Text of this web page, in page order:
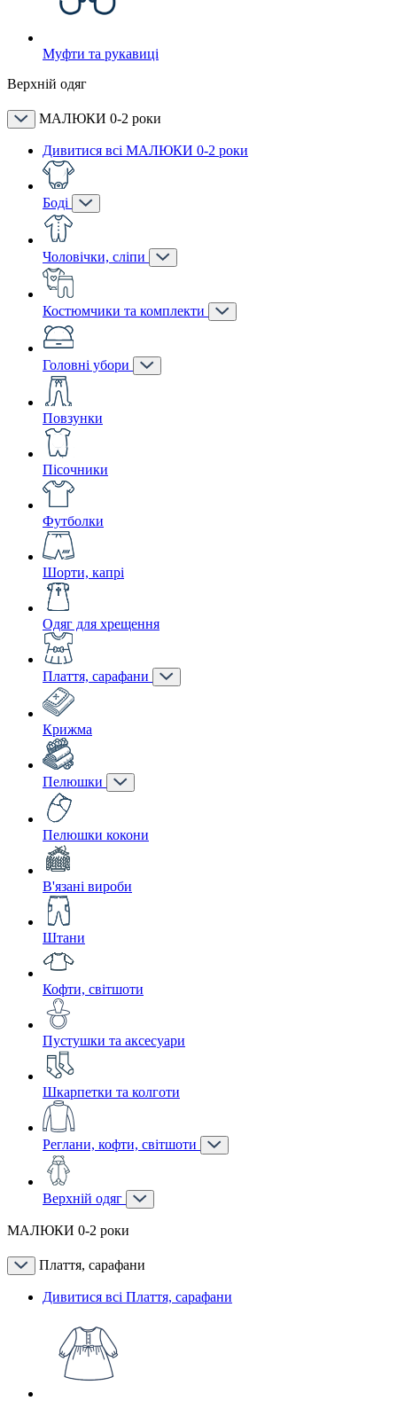
Муфти та рукавиці
Верхній одяг
МАЛЮКИ 0-2 роки
Дивитися всі МАЛЮКИ 0-2 роки
Боді
Чоловічки, сліпи
Костюмчики та комплекти
Головні убори
Повзунки
Пісочники
Футболки
Шорти, капрі
Одяг для хрещення
Плаття, сарафани
Крижма
Пелюшки
Пелюшки кокони
В'язані вироби
Штани
Кофти, світшоти
Пустушки та аксесуари
Шкарпетки та колготи
Реглани, кофти, світшоти
Верхній одяг
МАЛЮКИ 0-2 роки
Плаття, сарафани
Дивитися всі Плаття, сарафани